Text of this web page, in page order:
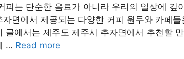
피는 단순한 음료가 아니라 우리의 일상에 깊
면에서 제공되는 다양한 커피 원두와 카페
글에서는 제주도 제주시 추자면에서 추천할
… Read more